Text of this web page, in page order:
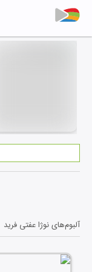
آلبوم‌هاینوژا عفتی فرید